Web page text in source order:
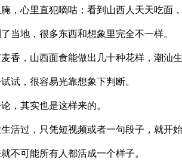
，心里直犯嘀咕；看到山西人天天吃面
当地，很多东西和想象里完全不一样。
香，山西面食能做出几十种花样，潮汕
试，很容易光靠想象下判断。
，其实也是这样来的。
活过，只凭短视频或者一句段子，就开
不可能所有人都活成一个样子。